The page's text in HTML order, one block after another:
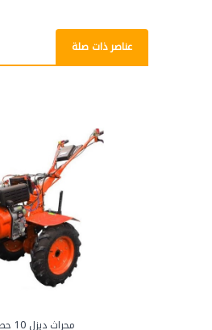
عناصر ذات صلة
محراث ديزل 10 حصان